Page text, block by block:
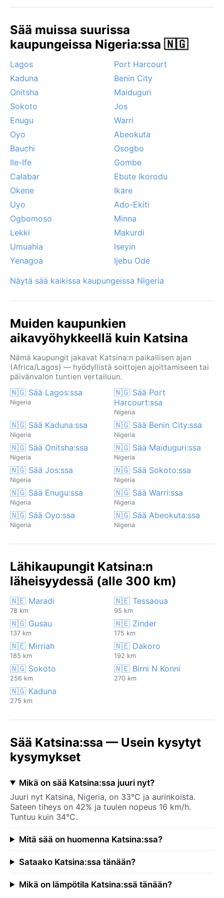
helmikuun välinen jakso, jolloin lämpö on siedettävintä
harmattan, joka puhaltaa joulukuusta helmikuuhun
Saharan suunnalta. Tämä kuiva, pölyinen pasaatituuli
heikentää näkyvyyttä ja tuo mukanaan hienoa
hiekkaa, mikä voi tuntua epämukavalta, mutta on silti
osa paikallista kokemusta. Hurrikaaneja,
monsuunisateita tai lunta ei esiinny – Katsinan sää on
ennen kaikkea äärimmäisen aurinkoista ja
Sää muissa suurissa
kaupungeissa Nigeria:ssa 🇳🇬
Lagos
Port Harcourt
Kaduna
Benin City
Onitsha
Maiduguri
Sokoto
Jos
Enugu
Warri
Oyo
Abeokuta
Bauchi
Osogbo
Ile-Ife
Gombe
Calabar
Ebute Ikorodu
Okene
Ikare
Uyo
Ado-Ekiti
Ogbomoso
Minna
Lekki
Makurdi
Umuahia
Iseyin
Yenagoa
Ijebu Ode
Näytä sää kaikissa kaupungeissa Nigeria
Muiden kaupunkien
aikavyöhykkeellä kuin Katsina
Nämä kaupungit jakavat Katsina:n paikallisen ajan
(Africa/Lagos) — hyödyllistä soittojen ajoittamiseen tai
päivänvalon tuntien vertailuun.
🇳🇬 Sää Lagos:ssa
Nigeria
🇳🇬 Sää Port
Harcourt:ssa
Nigeria
🇳🇬 Sää Kaduna:ssa
Nigeria
🇳🇬 Sää Benin City:ssa
Nigeria
🇳🇬 Sää Onitsha:ssa
Nigeria
🇳🇬 Sää Maiduguri:ssa
Nigeria
🇳🇬 Sää Jos:ssa
Nigeria
🇳🇬 Sää Sokoto:ssa
Nigeria
🇳🇬 Sää Enugu:ssa
Nigeria
🇳🇬 Sää Warri:ssa
Nigeria
🇳🇬 Sää Oyo:ssa
Nigeria
🇳🇬 Sää Abeokuta:ssa
Nigeria
Lähikaupungit Katsina:n
läheisyydessä (alle 300 km)
🇳🇪 Maradi
78 km
🇳🇪 Tessaoua
95 km
🇳🇬 Gusau
137 km
🇳🇪 Zinder
175 km
🇳🇪 Mirriah
185 km
🇳🇪 Dakoro
192 km
🇳🇬 Sokoto
256 km
🇳🇪 Birni N Konni
270 km
🇳🇬 Kaduna
275 km
Sää Katsina:ssa — Usein kysytyt
kysymykset
Mikä on sää Katsina:ssa juuri nyt?
Juuri nyt Katsina, Nigeria, on 33°C ja aurinkoista.
Sateen tiheys on 42% ja tuulen nopeus 16 km/h.
Tuntuu kuin 34°C.
Mitä sää on huomenna Katsina:ssa?
Sataako Katsina:ssa tänään?
Mikä on lämpötila Katsina:ssä tänään?